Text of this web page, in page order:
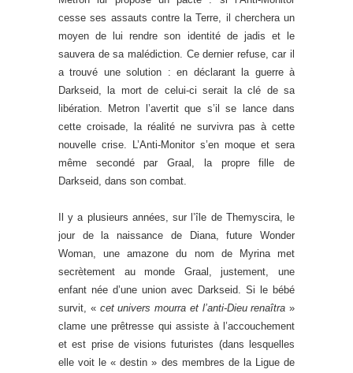
cesse ses assauts contre la Terre, il cherchera un
moyen de lui rendre son identité de jadis et le
sauvera de sa malédiction. Ce dernier refuse, car il
a trouvé une solution : en déclarant la guerre à
Darkseid, la mort de celui-ci serait la clé de sa
libération. Metron l’avertit que s’il se lance dans
cette croisade, la réalité ne survivra pas à cette
nouvelle crise. L’Anti-Monitor s’en moque et sera
même secondé par Graal, la propre fille de
Darkseid, dans son combat.
Il y a plusieurs années, sur l’île de Themyscira, le
jour de la naissance de Diana, future Wonder
Woman, une amazone du nom de Myrina met
secrètement au monde Graal, justement, une
enfant née d’une union avec Darkseid. Si le bébé
survit, « cet univers mourra et l’anti-Dieu renaîtra »
clame une prêtresse qui assiste à l’accouchement
et est prise de visions futuristes (dans lesquelles
elle voit le « destin » des membres de la Ligue de